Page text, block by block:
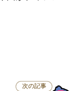
次の記事